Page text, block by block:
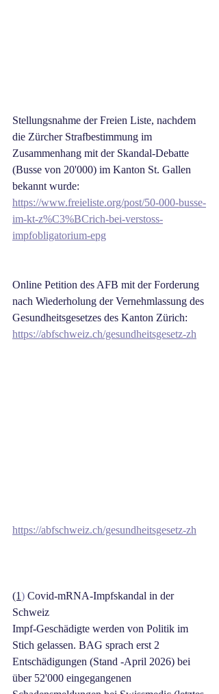
Stellungsnahme der Freien Liste, nachdem
die Zürcher Strafbestimmung im
Zusammenhang mit der Skandal-Debatte
(Busse von 20'000) im Kanton St. Gallen
bekannt wurde:
https://www.freieliste.org/post/50-000-busse-
im-kt-z%C3%BCrich-bei-verstoss-
impfobligatorium-epg
Online Petition des AFB mit der Forderung
nach Wiederholung der Vernehmlassung des
Gesundheitsgesetzes des Kanton Zürich:
https://abfschweiz.ch/gesundheitsgesetz-zh
https://abfschweiz.ch/gesundheitsgesetz-zh
(1) Covid-mRNA-Impfskandal in der
Schweiz
Impf-Geschädigte werden von Politik im
Stich gelassen. BAG sprach erst 2
Entschädigungen (Stand -April 2026) bei
über 52'000 eingegangenen